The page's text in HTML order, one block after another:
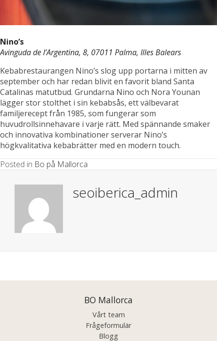
Nino’s
Avinguda de l’Argentina, 8, 07011 Palma, Illes Balears
Kebabrestaurangen Nino’s slog upp portarna i mitten av
september och har redan blivit en favorit bland Santa
Catalinas matutbud. Grundarna Nino och Nora Younan
lägger stor stolthet i sin kebabsås, ett välbevarat
familjerecept från 1985, som fungerar som
huvudrollsinnehavare i varje rätt. Med spännande smaker
och innovativa kombinationer serverar Nino’s
högkvalitativa kebabrätter med en modern touch.
Posted in Bo på Mallorca
seoiberica_admin
navigation
BO Mallorca
Vårt team
Frågeformulär
Blogg